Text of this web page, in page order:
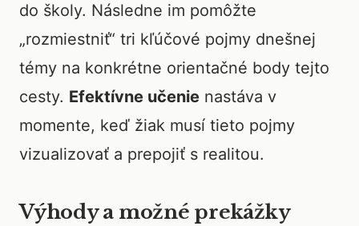
do školy. Následne im pomôžte
„rozmiestniť“ tri kľúčové pojmy dnešnej
témy na konkrétne orientačné body tejto
cesty. Efektívne učenie nastáva v
momente, keď žiak musí tieto pojmy
vizualizovať a prepojiť s realitou.
Výhody a možné prekážky